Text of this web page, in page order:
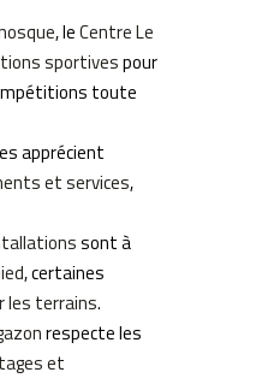
, leCentre Le
sportivespour
toute
apprécient
et services,
sont à
, certaines
les terrains.
respecte les
et